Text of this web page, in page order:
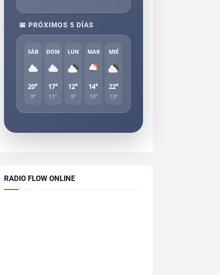
📅 PRÓXIMOS 5 DÍAS
SÁB
20°
9°
DOM
17°
11°
LUN
12°
9°
MAR
14°
10°
MIÉ
22°
13°
RADIO FLOW ONLINE